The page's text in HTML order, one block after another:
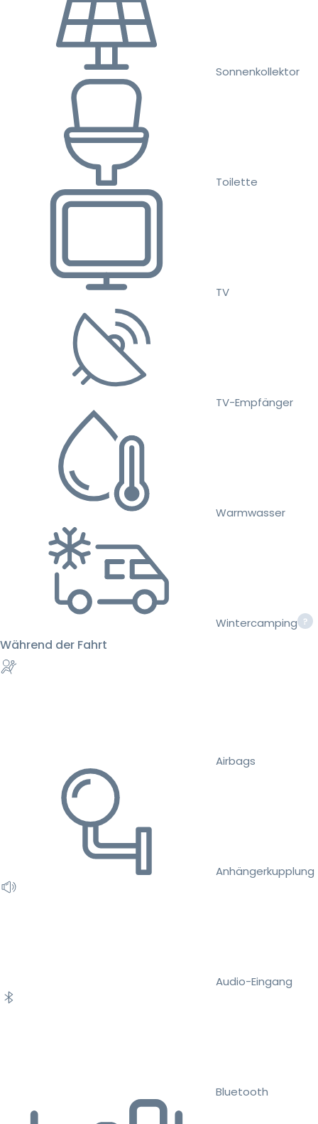
Sonnenkollektor
Toilette
TV
TV-Empfänger
Warmwasser
Wintercamping
Während der Fahrt
Airbags
Anhängerkupplung
Audio-Eingang
Bluetooth